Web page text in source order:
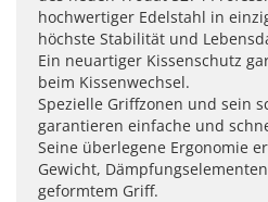
hochwertiger Edelstahl in
höchste Stabilität und
Ein neuartiger Kissenschutz
beim Kissenwechsel.
Spezielle Griffzonen und sein
garantieren einfache und
Seine überlegene Ergonomie
Gewicht,
geformtem Griff.